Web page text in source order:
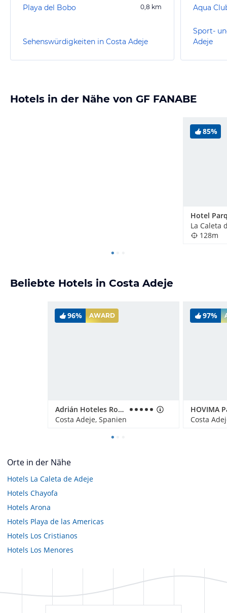
Playa del Bobo 0,8 km
Sehenswürdigkeiten in Costa Adeje
Aqua
Sport-
Adeje
Hotels in der Nähe von GF FANABE
85%
La Caleta
128m
Beliebte Hotels in Costa Adeje
96% AWARD
Adrián Hoteles Roca Nivaria
Costa Adeje, Spanien
97%
HOVIMA
Costa
Orte in der Nähe
Hotels La Caleta de Adeje
Hotels Chayofa
Hotels Arona
Hotels Playa de las Americas
Hotels Los Cristianos
Hotels Los Menores